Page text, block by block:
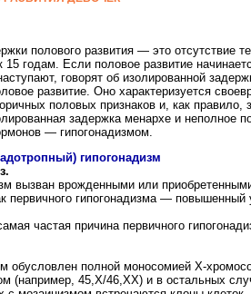
полового развития — это отсутствие
15 годам. Если половое развитие
говорят об изолированной
развитие. Оно характеризуется
половых признаков и, как
задержка менархе и неполное
— гипогонадизмом.
гипогонадизм
вызван врожденными или
первичного гипогонадизма —
частая причина первичного
обусловлен полной моносомией X-
(например, 45,X/46,XX) и в остальных